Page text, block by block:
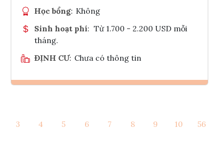
Học bổng: Không
Sinh hoạt phí: Từ 1.700 - 2.200 USD mỗi
tháng.
ĐỊNH CƯ: Chưa có thông tin
Tham vấn Interlink
3 4 5 6 7 8 9 10 56